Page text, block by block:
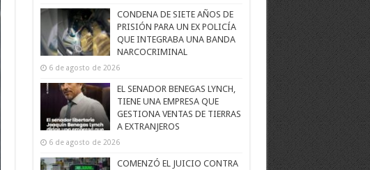
CONDENA DE SIETE AÑOS DE
PRISIÓN PARA UN EX POLICÍA
QUE INTEGRABA UNA BANDA
NARCOCRIMINAL
6 de agosto de 2026
EL SENADOR BENEGAS LYNCH,
TIENE UNA EMPRESA QUE
GESTIONA VENTAS DE TIERRAS
A EXTRANJEROS
6 de agosto de 2026
COMENZÓ EL JUICIO CONTRA